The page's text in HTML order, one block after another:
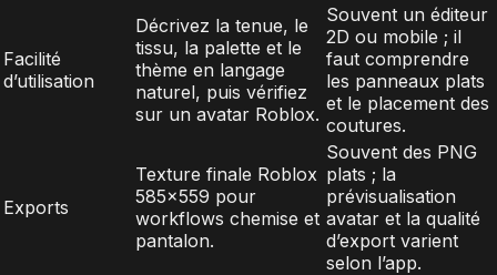
Facilité
d’utilisation
Décrivez la tenue, le
tissu, la palette et le
thème en langage
naturel, puis vérifiez
sur un avatar Roblox.
Souvent un éditeur
2D ou mobile ; il
faut comprendre
les panneaux plats
et le placement des
coutures.
Exports
Texture finale Roblox
585x559 pour
workflows chemise et
pantalon.
Souvent des PNG
plats ; la
prévisualisation
avatar et la qualité
d’export varient
selon l’app.